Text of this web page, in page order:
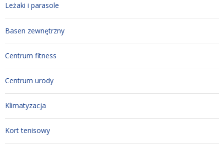
Leżaki i parasole
Basen zewnętrzny
Centrum fitness
Centrum urody
Klimatyzacja
Kort tenisowy